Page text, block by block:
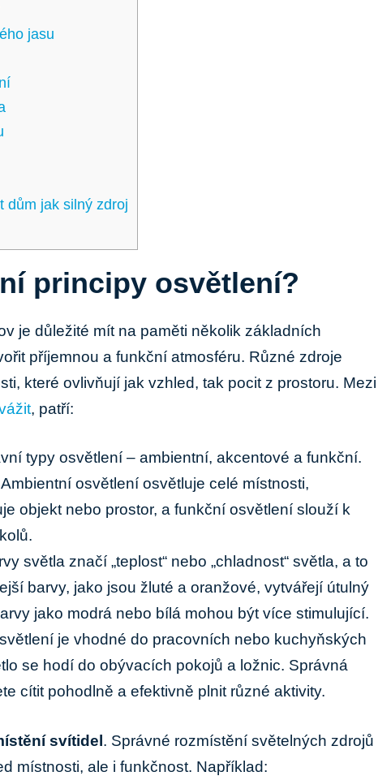
jasu
dům jak silný zdroj
principy osvětlení?
je důležité mít na paměti několik základních
příjemnou a funkční atmosféru. Různé zdroje
které ovlivňují jak vzhled, tak pocit z prostoru. Mezi
, patří:
typy osvětlení – ambientní, akcentové a funkční.
osvětlení osvětluje celé místnosti,
objekt nebo prostor, a funkční osvětlení slouží k
světla značí „teplost“ nebo „chladnost“ světla, a to
barvy, jako jsou žluté a oranžové, vytvářejí útulný
jako modrá nebo bílá mohou být více stimulující.
je vhodné do pracovních nebo kuchyňských
se hodí do obývacích pokojů a ložnic. Správná
cítit pohodlně a efektivně plnit různé aktivity.
svítidel. Správné rozmístění světelných zdrojů
místnosti, ale i funkčnost. Například: